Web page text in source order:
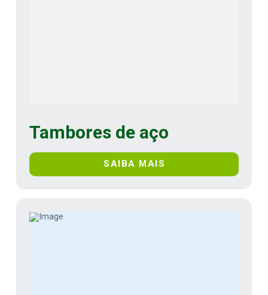
Tambores de aço
SAIBA MAIS